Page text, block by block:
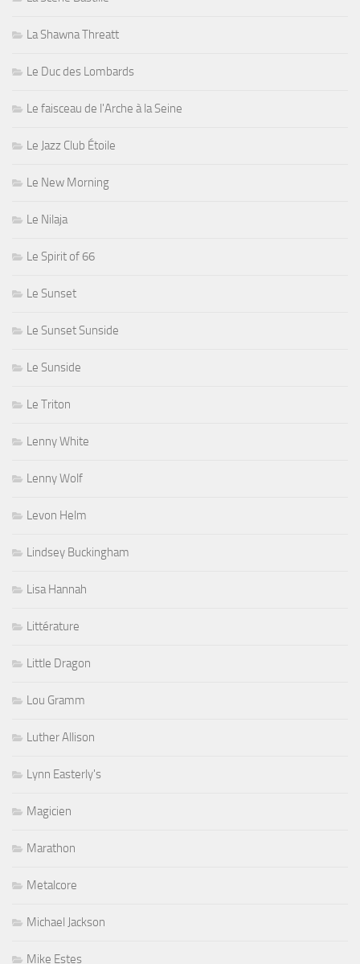
La Shawna Threatt
Le Duc des Lombards
Le faisceau de l'Arche à la Seine
Le Jazz Club Étoile
Le New Morning
Le Nilaja
Le Spirit of 66
Le Sunset
Le Sunset Sunside
Le Sunside
Le Triton
Lenny White
Lenny Wolf
Levon Helm
Lindsey Buckingham
Lisa Hannah
Littérature
Little Dragon
Lou Gramm
Luther Allison
Lynn Easterly's
Magicien
Marathon
Metalcore
Michael Jackson
Mike Estes